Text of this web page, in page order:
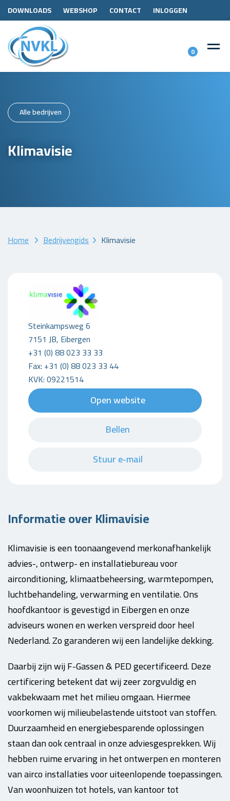
DOWNLOADS WEBSHOP CONTACT INLOGGEN
0
Alle bedrijven
Klimavisie
Home Bedrijvengids Klimavisie
Steinkampsweg 6
7151 JB, Eibergen
+31 (0) 88 023 33 33
Fax: +31 (0) 88 023 33 44
KVK: 09221514
Open website
Bellen
Stuur e-mail
Informatie over Klimavisie
Klimavisie is een toonaangevend merkonafhankelijk
advies-, ontwerp- en installatiebureau voor
airconditioning, klimaatbeheersing, warmtepompen,
luchtbehandeling, verwarming en ventilatie. Ons
hoofdkantoor is gevestigd in Eibergen en onze
adviseurs wonen en werken verspreid door heel
Nederland. Zo garanderen wij een landelijke dekking.
Daarbij zijn wij F-Gassen & PED gecertificeerd. Deze
certificering betekent dat wij zeer zorgvuldig en
vakbekwaam met het milieu omgaan. Hiermee
voorkomen wij milieubelastende uitstoot van stoffen.
Duurzaamheid en energiebesparende oplossingen
staan dan ook centraal in onze adviesgesprekken. Wij
hebben ruime ervaring in het ontwerpen en monteren
van airco installaties voor uiteenlopende toepassingen.
Van woonhuizen tot hotels, van kantoor tot